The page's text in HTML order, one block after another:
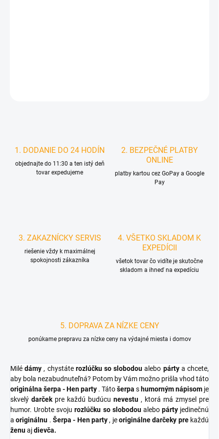
1. DODANIE DO 24 HODÍN
objednajte do 11:30 a ten istý deň
tovar expedujeme
2. BEZPEČNÉ PLATBY
ONLINE
platby kartou cez GoPay a Google
Pay
3. ZAKAZNÍCKY SERVIS
riešenie vždy k maximálnej
spokojnosti zákazníka
4. VŠETKO SKLADOM K
EXPEDÍCII
všetok tovar čo vidíte je skutočne
skladom a ihneď na expedíciu
5. DOPRAVA ZA NÍZKE CENY
ponúkame prepravu za nízke ceny na výdajné miesta i domov
Milédámy , chystáte rozlúčku so slobodou alebo pártya chcete,
aby bola nezabudnuteľná? Potom by Vám možno prišla vhod táto
originálna šerpa - Hen party . Tátošerpa s humorným nápisom je
skvelý darčekpre každú budúcu nevestu , ktorá má zmysel pre
humor. Urobte svojurozlúčku so slobodoualebo pártyjedinečnú
aoriginálnu .Šerpa - Hen party, jeoriginálne darčeky prekaždú
ženuajdievča.